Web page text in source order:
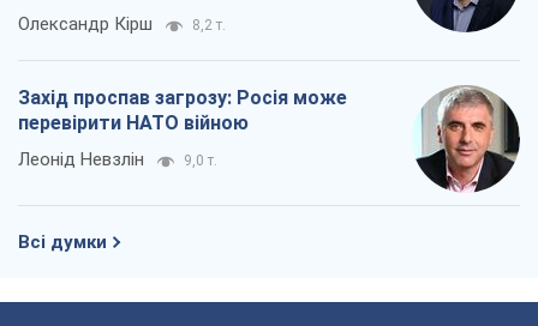
Олександр Кірш 8,2 т.
Захід проспав загрозу: Росія може
перевірити НАТО війною
Леонід Невзлін 9,0 т.
Всі думки